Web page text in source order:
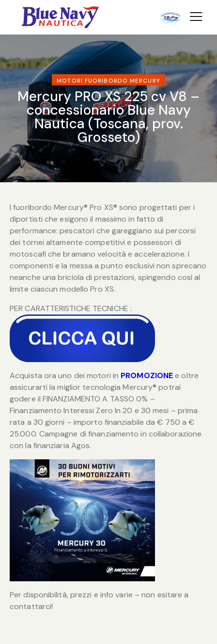
MOTORI FUORIBORDO MERCURY
Mercury PRO XS 225 cv V8 –
concessionario Blue Navy
Nautica (Toscana, prov.
Grosseto)
I fuoribordo Mercury® Pro XS® sono progettati per i
diportisti che esigono il massimo in fatto di
performance: pescatori che gareggiano sui percorsi
dei tornei altamente competitivi e possessori di
motoscafi che bramano velocità e accelerazione. I
componenti e la messa a punto esclusivi non sprecano
neanche una briciola di prestazioni, spingendo così al
limite ciascun modello Pro XS.
PER CARATTERISTICHE TECNICHE :
Acquista ora uno dei motori in PROMOZIONE e oltre
assicurarti la miglior tecnologia Mercury® potrai
godere il FINANZIAMENTO A TASSO 0% –
Finanziamento Interessi Zero In 20 e 30 mesi – prima
rata a 30 giorni – importo finanziabile da € 750 a €
25.000. Campagne di finanziamento in collaborazione
con la finanziaria Agos.
Per disponibilità, prezzi e info varie – non esitare a
contattarci!